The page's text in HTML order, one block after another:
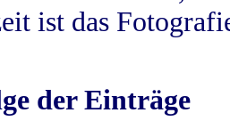
ist das
der Einträge